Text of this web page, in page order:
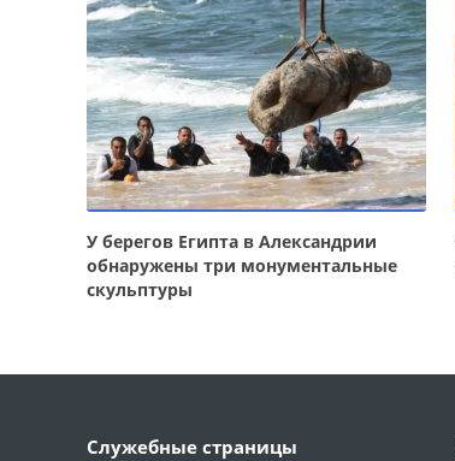
У берегов Египта в Александрии
обнаружены три монументальные
скульптуры
Служебные страницы